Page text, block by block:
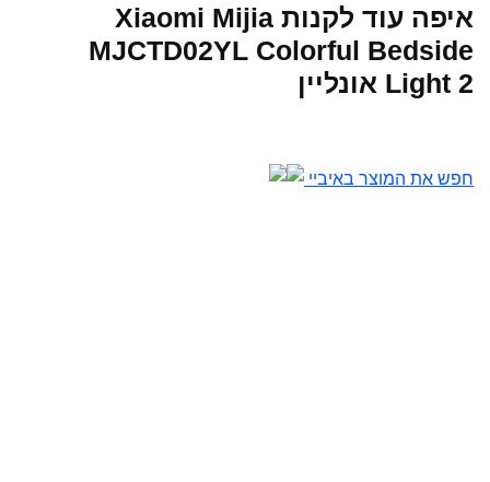
איפה עוד לקנות Xiaomi Mijia
MJCTD02YL Colorful Bedside
Light 2 אונליין
חפש את המוצר באיביי